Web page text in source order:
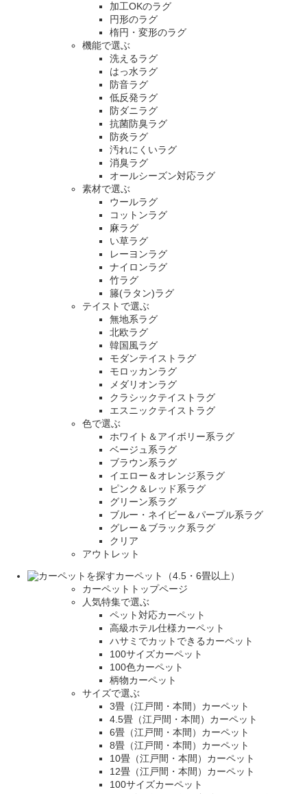
加工OKのラグ
円形のラグ
楕円・変形のラグ
機能で選ぶ
洗えるラグ
はっ水ラグ
防音ラグ
低反発ラグ
防ダニラグ
抗菌防臭ラグ
防炎ラグ
汚れにくいラグ
消臭ラグ
オールシーズン対応ラグ
素材で選ぶ
ウールラグ
コットンラグ
麻ラグ
い草ラグ
レーヨンラグ
ナイロンラグ
竹ラグ
籐(ラタン)ラグ
テイストで選ぶ
無地系ラグ
北欧ラグ
韓国風ラグ
モダンテイストラグ
モロッカンラグ
メダリオンラグ
クラシックテイストラグ
エスニックテイストラグ
色で選ぶ
ホワイト＆アイボリー系ラグ
ベージュ系ラグ
ブラウン系ラグ
イエロー＆オレンジ系ラグ
ピンク＆レッド系ラグ
グリーン系ラグ
ブルー・ネイビー＆パープル系ラグ
グレー＆ブラック系ラグ
クリア
アウトレット
カーペット（4.5・6畳以上）
カーペットトップページ
人気特集で選ぶ
ペット対応カーペット
高級ホテル仕様カーペット
ハサミでカットできるカーペット
100サイズカーペット
100色カーペット
柄物カーペット
サイズで選ぶ
3畳（江戸間・本間）カーペット
4.5畳（江戸間・本間）カーペット
6畳（江戸間・本間）カーペット
8畳（江戸間・本間）カーペット
10畳（江戸間・本間）カーペット
12畳（江戸間・本間）カーペット
100サイズカーペット